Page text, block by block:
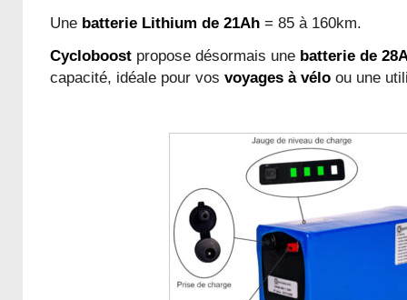
Une batterie Lithium de 21Ah = 85 à 160km.
Cycloboost propose désormais une batterie de
capacité, idéale pour vos voyages à vélo ou une